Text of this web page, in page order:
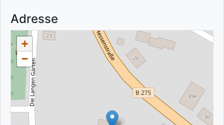
Adresse
+
−